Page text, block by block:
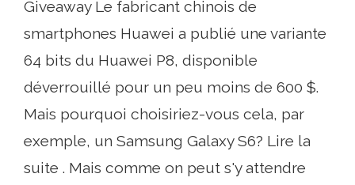
Giveaway Le fabricant chinois de
smartphones Huawei a publié une variante
64 bits du Huawei P8, disponible
déverrouillé pour un peu moins de 600 $.
Mais pourquoi choisiriez-vous cela, par
exemple, un Samsung Galaxy S6? Lire la
suite . Mais comme on peut s'y attendre